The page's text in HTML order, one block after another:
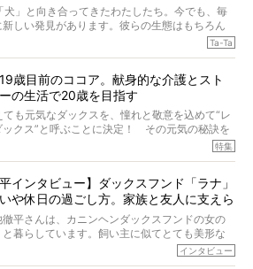
犬」と向き合ってきたわたしたち。今でも、毎
新しい発見があります。彼らの生態はもちろん
食事」に関することも同じです。昔の犬は25年
いわれていますが、長生きの秘訣はバランスの
事は“ある重要な栄養”が不足しがちになっている
す。
よくおぎなってくれるのが、コラーゲン！ そ
たちは、純度100%の犬用コラーゲンサプリ
ータ)』を作りました！
％が「健康維持を実感した」と評判のTa-Ta(タ
維持をめざす、すべてのダックスたちに、どう
ように。
Ta-Ta
19歳目前のココア。献身的な介護とスト
の生活で20歳を目指す
ても元気なダックスを、憧れと敬意を込めて“レ
ックス”と呼ぶことに決定！ その元気の秘訣を
んに伺うのが、特集『レジェンドダックスの肖
オーナーさんのポリシーのもと、甘やかさずに
18歳になるまで定期検査すらしたことがなかっ
アくん。果たしてその長生きの秘訣とは。
特集
平インタビュー】ダックスフンド「ラナ」
や休日の過ごし方。家族と友人に支えら
平さんは、カニンヘンダックスフンドの女の
暮らしています。飼い主に似てとても美形な
在８才。小池さんのインスタグラムでは、ラナ
合う写真も投稿されていて、ファンからは「ラ
インタビュー